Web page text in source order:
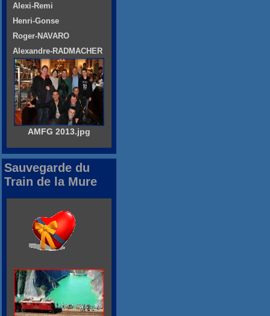
Alexi-Remi
Henri-Gonse
Roger-NAVARO
Alexandre-RADMACHER
AMFG 2013.jpg
Sauvegarde du
Train de la Mure